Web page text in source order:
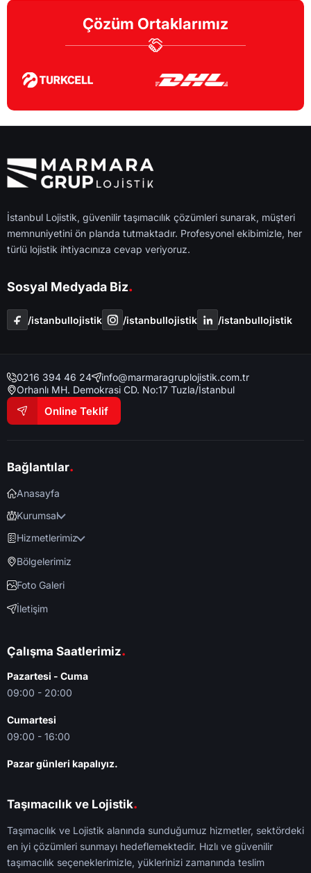
Çözüm Ortaklarımız
İstanbul Lojistik, güvenilir taşımacılık çözümleri sunarak, müşteri
memnuniyetini ön planda tutmaktadır. Profesyonel ekibimizle, her
türlü lojistik ihtiyacınıza cevap veriyoruz.
Sosyal Medyada Biz.
/i̇stanbullojistik /i̇stanbullojistik /i̇stanbullojistik
0216 394 46 24
info@marmaragruplojistik.com.tr
Orhanlı MH. Demokrasi CD. No:17 Tuzla/İstanbul
Online Teklif
Bağlantılar.
Anasayfa
Kurumsal
Hizmetlerimiz
Bölgelerimiz
Foto Galeri
İletişim
Çalışma Saatlerimiz.
Pazartesi - Cuma
09:00 - 20:00
Cumartesi
09:00 - 16:00
Pazar günleri kapalıyız.
Taşımacılık ve Lojistik.
Taşımacılık ve Lojistik alanında sunduğumuz hizmetler, sektördeki
en iyi çözümleri sunmayı hedeflemektedir. Hızlı ve güvenilir
taşımacılık seçeneklerimizle, yüklerinizi zamanında teslim